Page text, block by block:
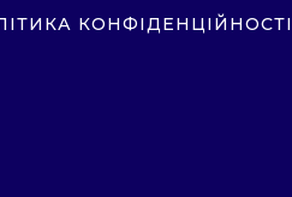
КОНФІДЕНЦІЙНОСТІ